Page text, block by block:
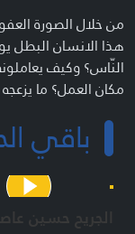
من خلال الصورة
هذا الانسان البطل
النّاس؟ وكيف
مكان العمل؟ ما
يخبرنا عنها هو أو
وسريعة.
فريق العمل
فكرة ورؤية اخراجية
باقي
الجريح حسين